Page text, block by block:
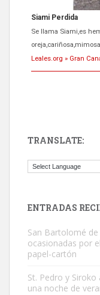
Siami Perdida
Se llama Siami,es
Leales.org » Gran
El ayuntamiento se
TRANSLATE:
ENTRADAS
San Bartolomé
ocasionadas por
papel-cartón
St. Pedro y
una noche de